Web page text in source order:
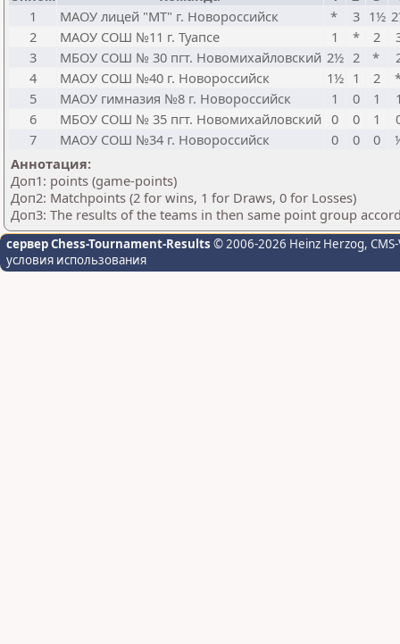
1
МАОУ лицей "МТ" г. Новороссийск * 3 1½
2
МАОУ СОШ №11 г. Туапсе 1 * 2
3
МБОУ СОШ № 30 пгт. Новомихайловский 2½ 2 *
4
МАОУ СОШ №40 г. Новороссийск 1½ 1 2
5
МАОУ гимназия №8 г. Новороссийск 1 0 1
6
МБОУ СОШ № 35 пгт. Новомихайловский 0 0 1
7
МАОУ СОШ №34 г. Новороссийск 0 0 0
Аннотация:
Доп1: points (game-points)
Доп2: Matchpoints (2 for wins, 1 for Draws, 0 for Losses)
Доп3: The results of the teams in then same point group
сервер Chess-Tournament-Results © 2006-2026 Heinz Herzog,
условия использования